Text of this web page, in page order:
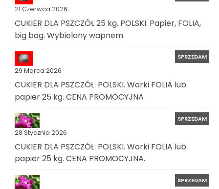
21 Czerwca 2026
CUKIER DLA PSZCZÓŁ 25 kg. POLSKI. Papier, FOLIA,
big bag. Wybielany wapnem.
29 Marca 2026
SPRZEDAM
CUKIER DLA PSZCZÓŁ. POLSKI. Worki FOLIA lub
papier 25 kg. CENA PROMOCYJNA
28 Stycznia 2026
SPRZEDAM
CUKIER DLA PSZCZÓŁ. POLSKI. Worki FOLIA lub
papier 25 kg. CENA PROMOCYJNA.
SPRZEDAM